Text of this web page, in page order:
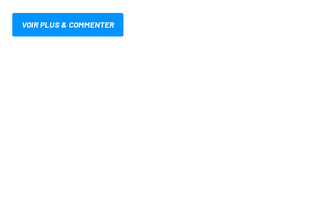
VOIR PLUS & COMMENTER